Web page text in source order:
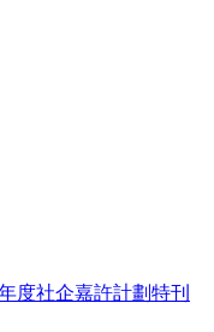
度社企嘉許計劃特刊